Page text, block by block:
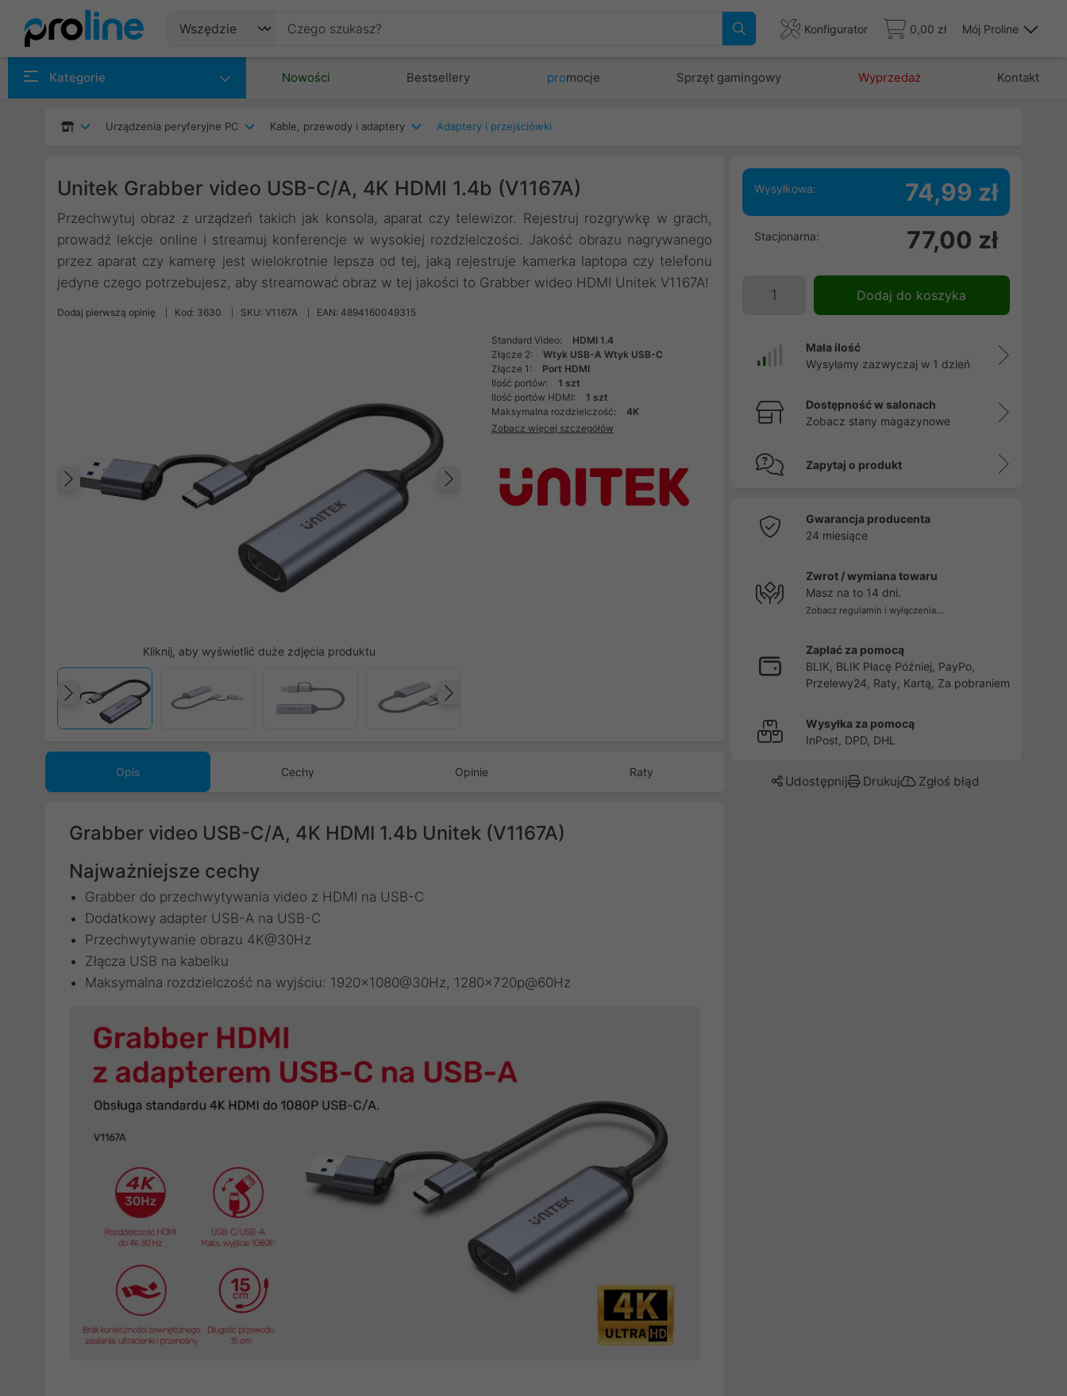
Konfigurator 0,00 zł Mój Proline
Kategorie Nowości Bestsellery promocje Sprzęt gamingowy Wyprzedaż Kontakt
Urządzenia peryferyjne PC Kable, przewody i adaptery Adaptery i przejściówki
Unitek Grabber video USB-C/A, 4K HDMI 1.4b (V1167A)
Przechwytuj obraz z urządzeń takich jak konsola, aparat czy telewizor. Rejestruj rozgrywkę w grach,
prowadź lekcje online i streamuj konferencje w wysokiej rozdzielczości. Jakość obrazu nagrywanego
przez aparat czy kamerę jest wielokrotnie lepsza od tej, jaką rejestruje kamerka laptopa czy telefonu
jedyne czego potrzebujesz, aby streamować obraz w tej jakości to Grabber wideo HDMI Unitek V1167A!
Dodaj pierwszą opinię Kod: 3630 SKU: V1167A EAN: 4894160049315
Następny
Poprzedni
Kliknij, aby wyświetlić duże zdjęcia produktu
Poprzedni
Standard Video:
HDMI 1.4
Złącze 2:
Wtyk USB-A Wtyk USB-C
Złącze 1:
Port HDMI
Ilość portów:
1 szt
Ilość portów HDMI:
1 szt
Maksymalna rozdzielczość:
4K
Zobacz więcej szczegółów
Opis Cechy Opinie Raty
Grabber video USB-C/A, 4K HDMI 1.4b Unitek (V1167A)
Najważniejsze cechy
Grabber do przechwytywania video z HDMI na USB-C
Dodatkowy adapter USB-A na USB-C
Przechwytywanie obrazu 4K@30Hz
Złącza USB na kabelku
Maksymalna rozdzielczość na wyjściu: 1920x1080@30Hz, 1280x720p@60Hz
Wysyłkowa: 74,99 zł
Stacjonarna: 77,00 zł
Dodaj do koszyka
Mała ilość
Wysyłamy zazwyczaj w 1 dzień
Dostępność w salonach
Zobacz stany magazynowe
Zapytaj o produkt
Gwarancja producenta
24 miesiące
Zwrot / wymiana towaru
Masz na to 14 dni.
Zobacz regulamin i wyłączenia...
Zapłać za pomocą
BLIK, BLIK Płacę Później, PayPo,
Przelewy24, Raty, Kartą, Za pobraniem
Wysyłka za pomocą
InPost, DPD, DHL
Udostępnij Drukuj Zgłoś błąd